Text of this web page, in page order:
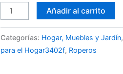
Añadir al carrito
Categorías: Hogar, Muebles y Jardín,
para el Hogar3402f, Roperos